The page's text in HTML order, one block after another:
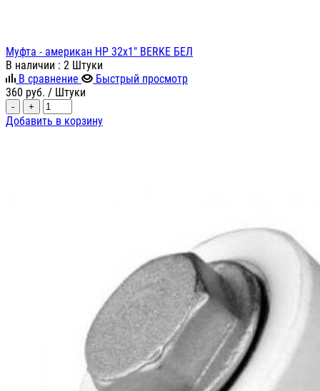
Муфта - американ НР 32х1" BERKE БЕЛ
В наличии : 2 Штуки
В сравнение
Быстрый просмотр
360 руб. / Штуки
- +
Добавить в корзину